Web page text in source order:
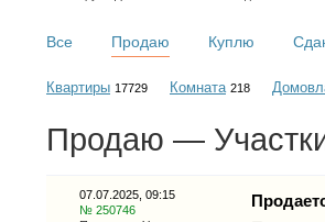
Все Продаю Куплю
Квартиры 17729 Комната 218
Продаю —
07.07.2025, 09:15
№ 250746